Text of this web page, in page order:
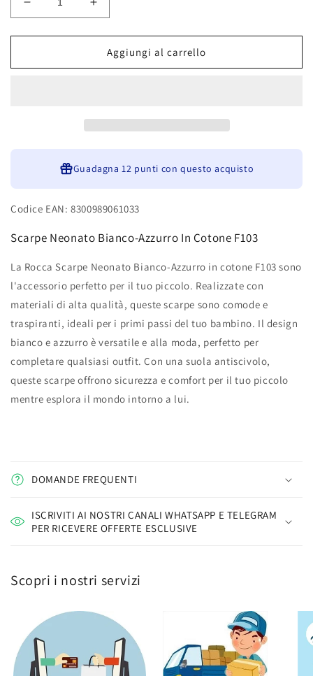
Diminuisci
quantità
per
Rocca
Aumenta
quantità
per
Rocca
F103
Aggiungi al carrello
Guadagna12 punti con questo acquisto
Codice EAN: 8300989061033
Scarpe Neonato Bianco-Azzurro In Cotone F103
La Rocca Scarpe Neonato Bianco-Azzurro in cotone F103 sono
l'accessorio perfetto per il tuo piccolo. Realizzate con
materiali di alta qualità, queste scarpe sono comode e
traspiranti, ideali per i primi passi del tuo bambino. Il design
bianco e azzurro è versatile e alla moda, perfetto per
completare qualsiasi outfit. Con una suola antiscivolo,
queste scarpe offrono sicurezza e comfort per il tuo piccolo
mentre esplora il mondo intorno a lui.
DOMANDE FREQUENTI
ISCRIVITI AI NOSTRI CANALI WHATSAPP E TELEGRAM
PER RICEVERE OFFERTE ESCLUSIVE
Scopri i nostri servizi